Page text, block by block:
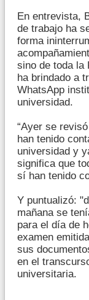
En entrevista,
de trabajo ha
forma
sino de toda la
ha brindado a
WhatsApp
universidad.
“Ayer se
han tenido
universidad y
significa que
sí han tenido
Y puntualizó:
mañana se
para el día de
examen
sus
en el
universitaria.